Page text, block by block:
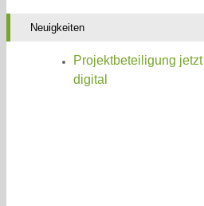
Neuigkeiten
Projektbeteiligung jetzt
digital